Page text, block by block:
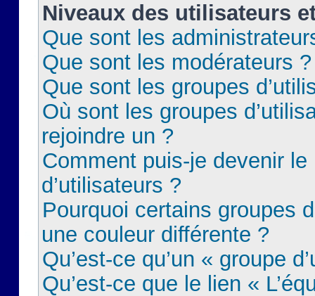
Niveaux des utilisateurs
Que sont les
Que sont les modérateurs ?
Que sont les groupes
Où sont les groupes
rejoindre un ?
Comment puis-je devenir le
d’utilisateurs ?
Pourquoi certains groupes
une couleur différente ?
Qu’est-ce qu’un « groupe
Qu’est-ce que le lien «